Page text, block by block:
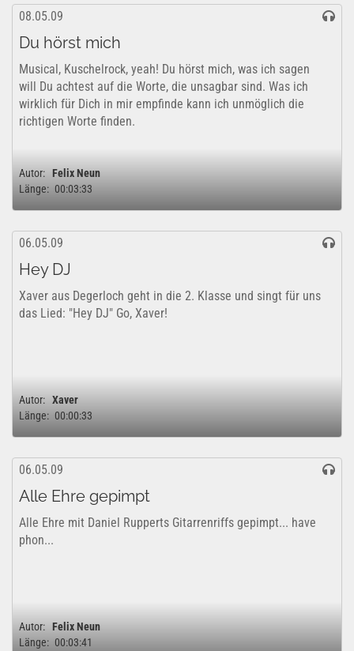
08.05.09
Du hörst mich
Musical, Kuschelrock, yeah! Du hörst mich, was ich sagen
will Du achtest auf die Worte, die unsagbar sind. Was ich
wirklich für Dich in mir empfinde kann ich unmöglich die
richtigen Worte finden.
Autor: Felix Neun
Länge: 00:03:33
06.05.09
Hey DJ
Xaver aus Degerloch geht in die 2. Klasse und singt für uns
das Lied: "Hey DJ" Go, Xaver!
Autor: Xaver
Länge: 00:00:33
06.05.09
Alle Ehre gepimpt
Alle Ehre mit Daniel Rupperts Gitarrenriffs gepimpt... have
phon...
Autor: Felix Neun
Länge: 00:03:41